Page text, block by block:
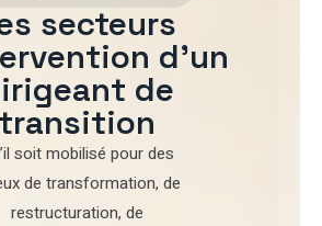
secteurs
d'un
de
transition
soit mobilisé pourdes
de transformation, de
restructuration, de